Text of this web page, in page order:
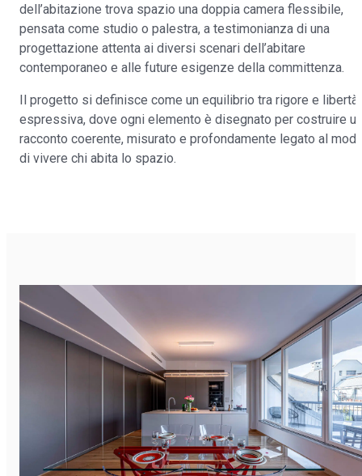
dell’abitazione trova spazio una doppia camera flessibile,
pensata come studio o palestra, a testimonianza di una
progettazione attenta ai diversi scenari dell’abitare
contemporaneo e alle future esigenze della committenza.
Il progetto si definisce come un equilibrio tra rigore e libertà
espressiva, dove ogni elemento è disegnato per costruire un
racconto coerente, misurato e profondamente legato al
di vivere chi abita lo spazio.